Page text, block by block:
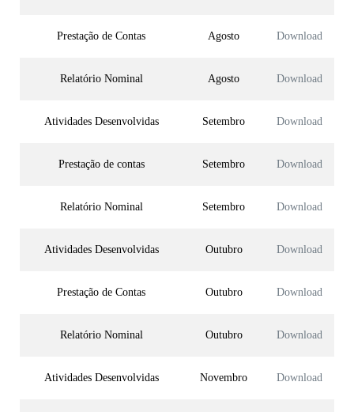
Prestação de Contas Agosto Download
Relatório Nominal Agosto Download
Atividades Desenvolvidas Setembro Download
Prestação de contas Setembro Download
Relatório Nominal Setembro Download
Atividades Desenvolvidas Outubro Download
Prestação de Contas Outubro Download
Relatório Nominal Outubro Download
Atividades Desenvolvidas Novembro Download